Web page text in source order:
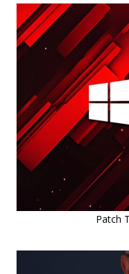
Patch